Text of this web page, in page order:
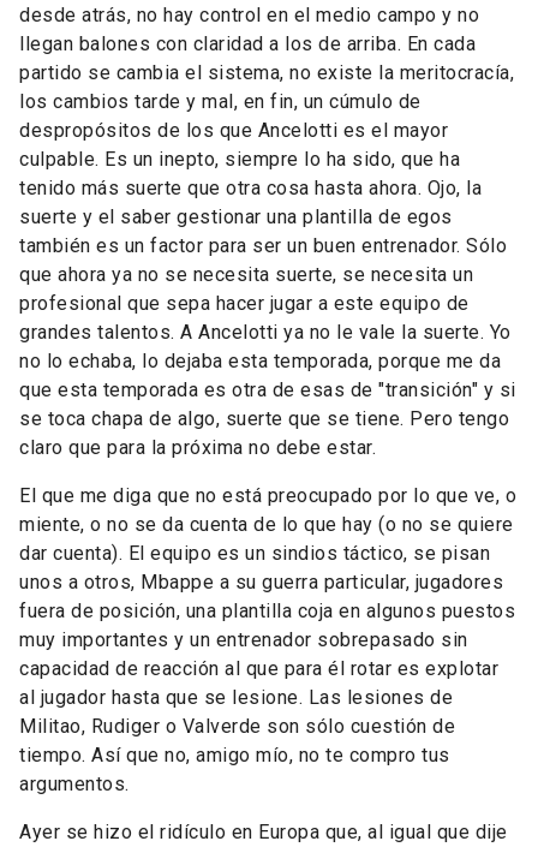
desde atrás, no hay control en el medio campo y no
llegan balones con claridad a los de arriba. En cada
partido se cambia el sistema, no existe la meritocracía,
los cambios tarde y mal, en fin, un cúmulo de
despropósitos de los que Ancelotti es el mayor
culpable. Es un inepto, siempre lo ha sido, que ha
tenido más suerte que otra cosa hasta ahora. Ojo, la
suerte y el saber gestionar una plantilla de egos
también es un factor para ser un buen entrenador. Sólo
que ahora ya no se necesita suerte, se necesita un
profesional que sepa hacer jugar a este equipo de
grandes talentos. A Ancelotti ya no le vale la suerte. Yo
no lo echaba, lo dejaba esta temporada, porque me da
que esta temporada es otra de esas de "transición" y si
se toca chapa de algo, suerte que se tiene. Pero tengo
claro que para la próxima no debe estar.
El que me diga que no está preocupado por lo que ve, o
miente, o no se da cuenta de lo que hay (o no se quiere
dar cuenta). El equipo es un sindios táctico, se pisan
unos a otros, Mbappe a su guerra particular, jugadores
fuera de posición, una plantilla coja en algunos puestos
muy importantes y un entrenador sobrepasado sin
capacidad de reacción al que para él rotar es explotar
al jugador hasta que se lesione. Las lesiones de
Militao, Rudiger o Valverde son sólo cuestión de
tiempo. Así que no, amigo mío, no te compro tus
argumentos.
Ayer se hizo el ridículo en Europa que, al igual que dije